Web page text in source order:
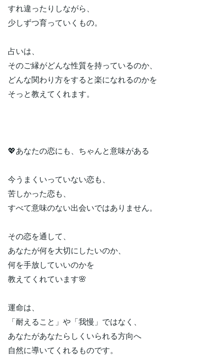
すれ違ったりしながら、
少しずつ育っていくもの。
占いは、
そのご縁がどんな性質を持っているのか、
どんな関わり方をすると楽になれるのかを
そっと教えてくれます。
💖あなたの恋にも、ちゃんと意味がある
今うまくいっていない恋も、
苦しかった恋も、
すべて意味のない出会いではありません。
その恋を通して、
あなたが何を大切にしたいのか、
何を手放していいのかを
教えてくれています🌸
運命は、
「耐えること」や「我慢」ではなく、
あなたがあなたらしくいられる方向へ
自然に導いてくれるものです。